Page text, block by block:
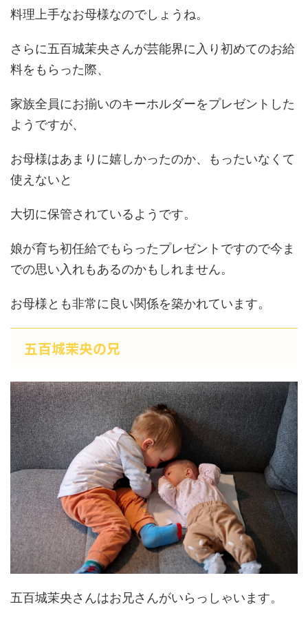
料理上手なお母様なのでしょうね。
さらに五百城茉央さんが芸能界に入り初めてのお給
料をもらった際、
家族全員にお揃いのキーホルダーをプレゼントした
ようですが、
お母様はあまりに嬉しかったのか、もったいなくて
使えないと
大切に保管されているようです。
娘が育ち初任給でもらったプレゼントですので今ま
での思い入れもあるのかもしれません。
お母様とも非常に良い関係を築かれています。
五百城茉央の兄
五百城茉央さんはお兄さんがいらっしゃいます。